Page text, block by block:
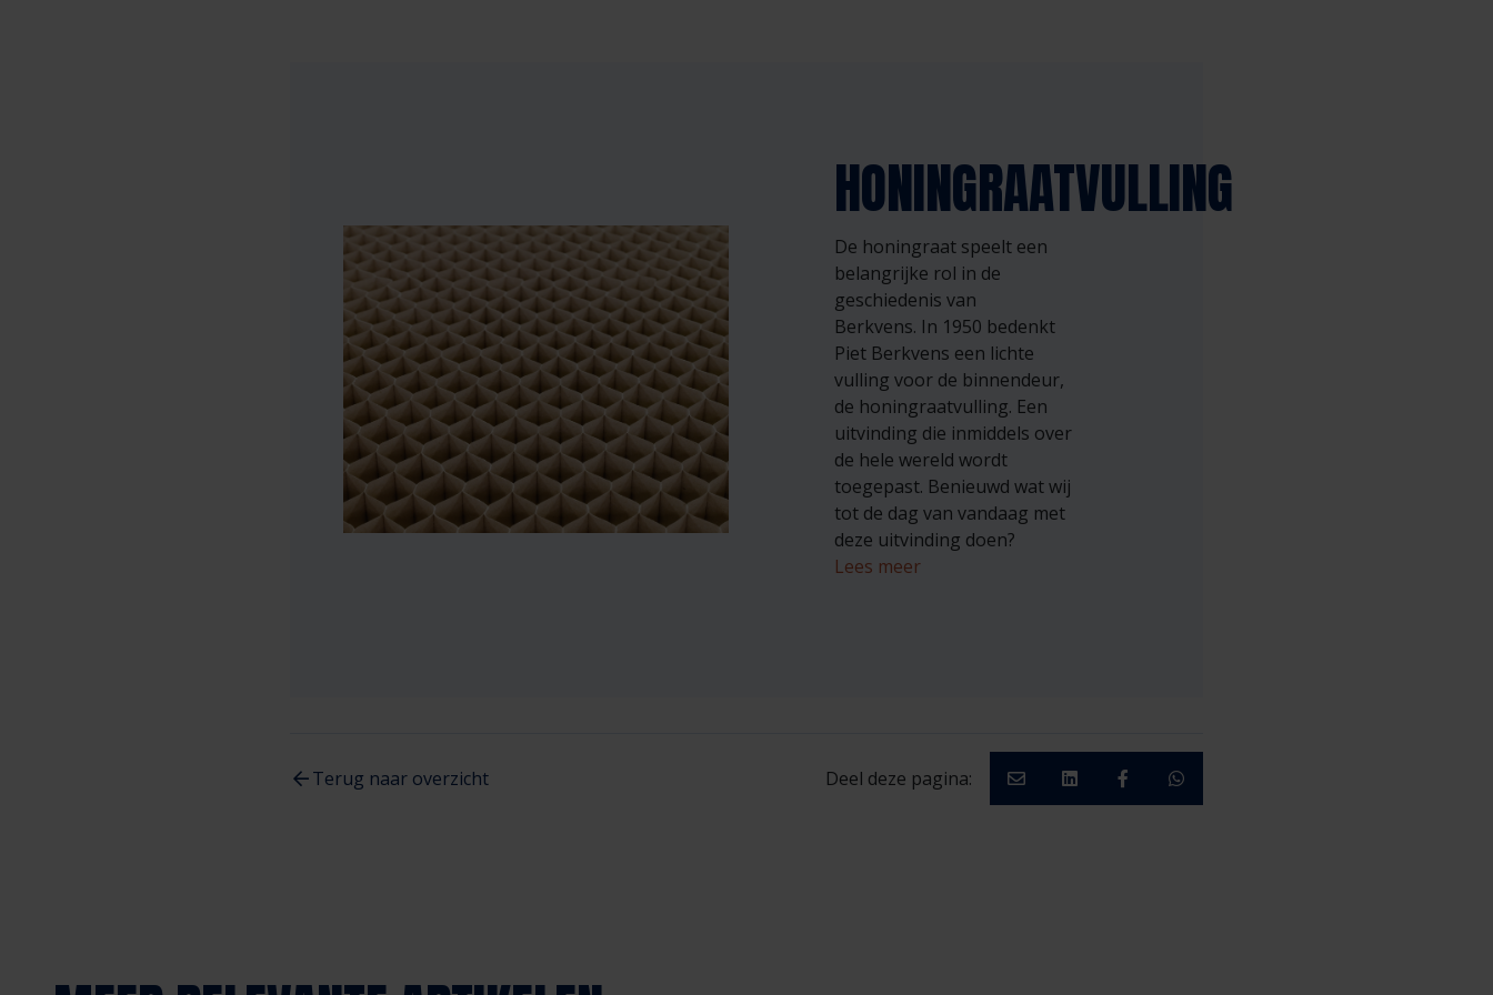
HONINGRAATVULLING
De honingraat speelt een
belangrijke rol in de
geschiedenis van
Berkvens. In 1950 bedenkt
Piet Berkvens een lichte
vulling voor de binnendeur,
de honingraatvulling. Een
uitvinding die inmiddels over
de hele wereld wordt
toegepast. Benieuwd wat wij
tot de dag van vandaag met
deze uitvinding doen?
Lees meer
Terug naar overzicht Deel deze pagina: